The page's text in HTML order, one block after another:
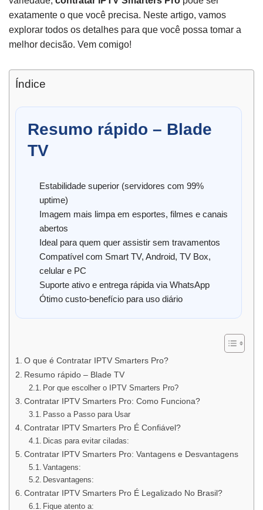
exatamente o que você precisa. Neste artigo, vamos
explorar todos os detalhes para que você possa tomar a
melhor decisão. Vem comigo!
Índice
Resumo rápido – Blade
TV
Estabilidade superior (servidores com 99%
uptime)
Imagem mais limpa em esportes, filmes e canais
abertos
Ideal para quem quer assistir sem travamentos
Compatível com Smart TV, Android, TV Box,
celular e PC
Suporte ativo e entrega rápida via WhatsApp
Ótimo custo-benefício para uso diário
O que é Contratar IPTV Smarters Pro?
Resumo rápido – Blade TV
Por que escolher o IPTV Smarters Pro?
Contratar IPTV Smarters Pro: Como Funciona?
Passo a Passo para Usar
Contratar IPTV Smarters Pro É Confiável?
Dicas para evitar ciladas:
Contratar IPTV Smarters Pro: Vantagens e Desvantagens
Vantagens:
Desvantagens:
Contratar IPTV Smarters Pro É Legalizado No Brasil?
Fique atento a: